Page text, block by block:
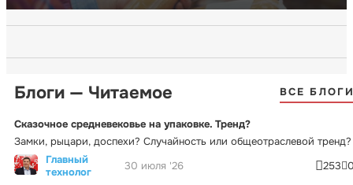
Блоги — Читаемое ВСЕ
Сказочное средневековье на упаковке. Тренд?
Замки, рыцари, доспехи? Случайность или общеотраслевой тренд?
Главный
технолог
30 июля '26 253